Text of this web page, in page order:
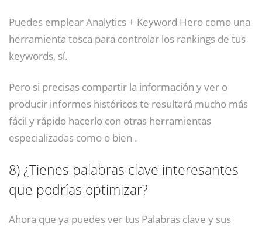
Puedes emplear Analytics + Keyword Hero como una
herramienta tosca para controlar los rankings de tus
keywords, sí.
Pero si precisas compartir la información y ver o
producir informes históricos te resultará mucho más
fácil y rápido hacerlo con otras herramientas
especializadas como o bien .
8)¿Tienes palabras clave interesantes
que podrías optimizar?
Ahora que ya puedes ver tus Palabras clave y sus